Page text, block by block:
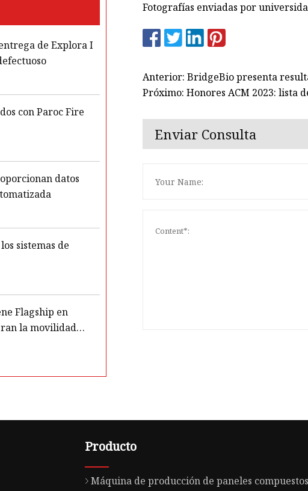
de Explora I
con Paroc Fire
datos
sistemas de
Flagship en
la movilidad
Fotografías enviadas por
Anterior: BridgeBio presenta
Próximo: Honores ACM 2023: lista
Enviar Consulta
Producto
Máquina de producción de paneles compuestos